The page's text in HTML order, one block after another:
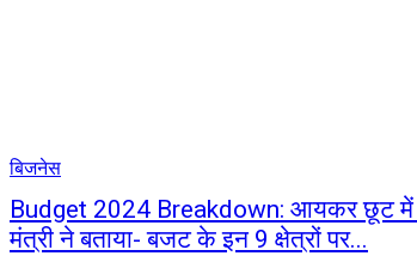
बिजनेस
Budget 2024 Breakdown: आयकर छूट में
मंत्री ने बताया- बजट के इन 9 क्षेत्रों पर...